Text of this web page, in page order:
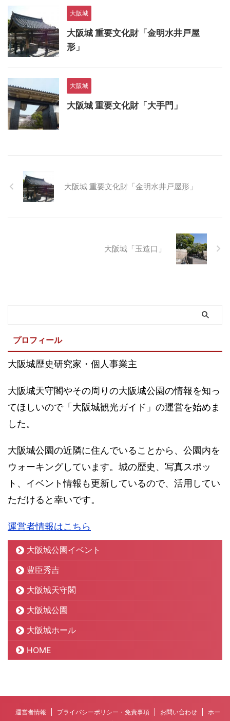
大阪城
大阪城 重要文化財「金明水井戸屋
形」
大阪城
大阪城 重要文化財「大手門」
大阪城 重要文化財「金明水井戸屋形」
大阪城「玉造口」
プロフィール
大阪城歴史研究家・個人事業主
大阪城天守閣やその周りの大阪城公園の情報を知っ
てほしいので「大阪城観光ガイド」の運営を始めま
した。
大阪城公園の近隣に住んでいることから、公園内を
ウォーキングしています。城の歴史、写真スポッ
ト、イベント情報も更新しているので、活用してい
ただけると幸いです。
運営者情報はこちら
大阪城公園イベント
豊臣秀吉
大阪城天守閣
大阪城公園
大阪城ホール
HOME
運営者情報 プライバシーポリシー・免責事項 お問い合わせ
ホー